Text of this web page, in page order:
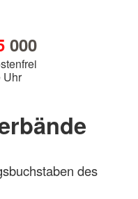
000
Uhr
des